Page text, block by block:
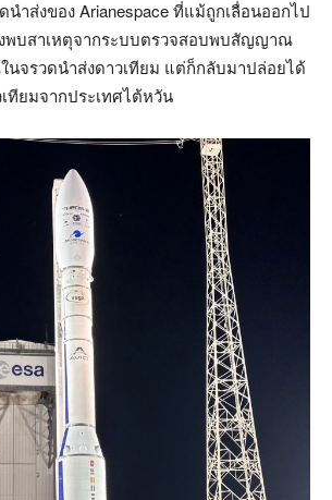
นำส่งของ Arianespace ที่แม้ถูกเลื่อนออกไป
พบสาเหตุจากระบบตรวจสอบพบสัญญาณ
จรวดนำส่งดาวเทียม แต่ก็กลับมาปล่อยได้
ทียมจากประเทศไต้หวัน